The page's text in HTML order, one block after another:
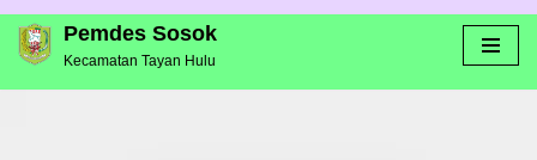
Skip
to
Pemdes Sosok
Kecamatan Tayan Hulu